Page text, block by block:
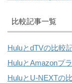
比較記事一覧
HuluとdTVの比較
HuluとAmazonプ
HuluとU-NEXTの